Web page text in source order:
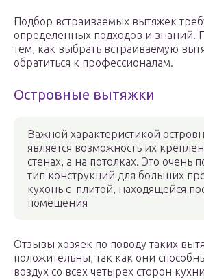
Подбор встраиваемых вытяжек
определенных подходов и знаний.
тем, как выбрать встраиваемую
обратиться к профессионалам.
Островные вытяжки
Важной характеристикой
является возможность их
стенах, а на потолках. Это очень
тип конструкций для больших
кухонь с плитой, находящейся
помещения
Отзывы хозяек по поводу таких
положительны, так как они
воздух со всех четырех сторон